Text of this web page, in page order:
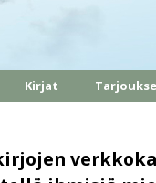
Kirjat